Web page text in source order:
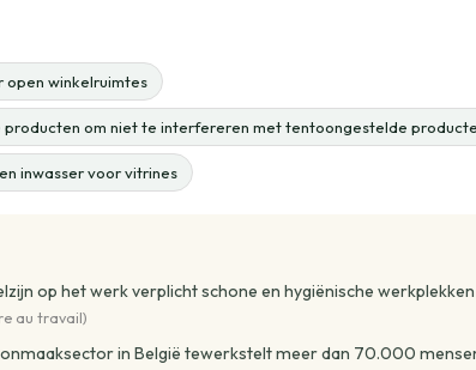
winkelruimtes
om niet te interfereren met tentoongestelde
inwasser voor vitrines
op het werk verplicht schone en hygiënische werkplekken
au travail)
in België tewerkstelt meer dan 70.000